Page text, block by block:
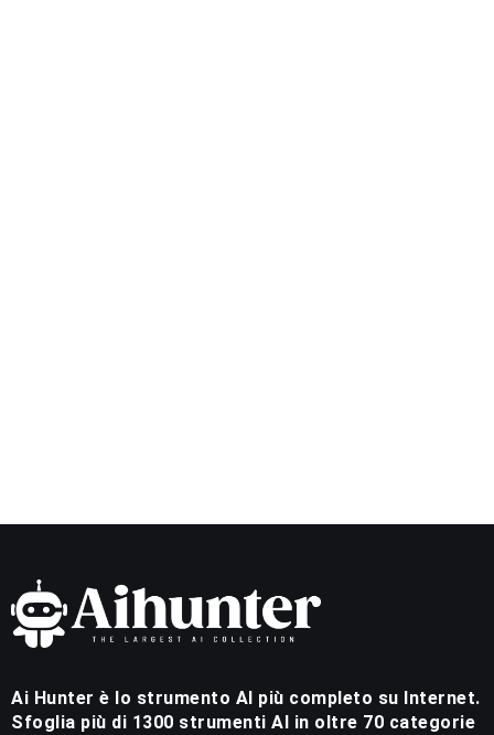
Ai Hunter è lo strumento AI più completo su Internet.
Sfoglia più di 1300 strumenti AI in oltre 70 categorie